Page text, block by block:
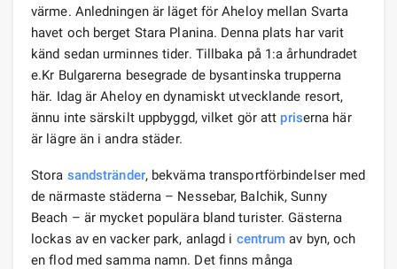
värme. Anledningen är läget för Aheloy mellan Svarta
havet och berget Stara Planina. Denna plats har varit
känd sedan urminnes tider. Tillbaka på 1:a århundradet
e.Kr Bulgarerna besegrade de bysantinska trupperna
här. Idag är Aheloy en dynamiskt utvecklande resort,
ännu inte särskilt uppbyggd, vilket gör att priserna här
är lägre än i andra städer.
Stora sandstränder, bekväma transportförbindelser med
de närmaste städerna – Nessebar, Balchik, Sunny
Beach – är mycket populära bland turister. Gästerna
lockas av en vacker park, anlagd i centrum av byn, och
en flod med samma namn. Det finns många